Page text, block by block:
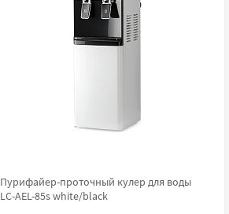
Пурифайер-проточный кулер для воды
LC-AEL-85s white/black